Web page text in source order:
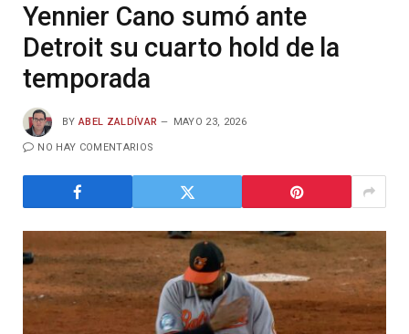
Yennier Cano sumó ante
Detroit su cuarto hold de la
temporada
BY ABEL ZALDÍVAR MAYO 23, 2026
NO HAY COMENTARIOS